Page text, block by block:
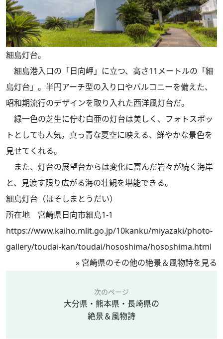
細島灯台。
細島港入口の「日向岬」に立つ、高さ11メートルの「細
島灯台」。半円アーチ型の入り口やバルコニーを備えた、
昭和期流行のデザインを取り入れた西洋風灯台だ。
緑一色の芝生に佇む白亜の灯台は美しく、フォトスポッ
トとしても人気。真っ青な夏空に映える、鮮やかな景色を
見せてくれる。
また、灯台の展望台からは変化に富んだ岩々が続く海岸
と、見渡す限り広がる海の壮観を堪能できる。
細島灯台（ほそしまとうだい）
所在地 宮崎県日向市細島1-1
https://www.kaiho.mlit.go.jp/10kanku/miyazaki/photo-
gallery/toudai-kan/toudai/hososhima/hososhima.html
» 宮崎県のその他の絶景＆風物詩を見る
次のページ
大分県・熊本県・長崎県の
絶景＆風物詩